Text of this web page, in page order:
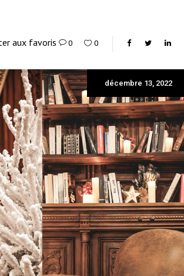
aux favoris 0 0
décembre 13, 2022